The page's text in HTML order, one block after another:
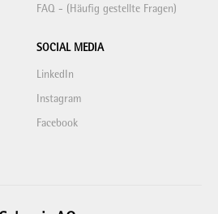
FAQ - (Häufig gestellte Fragen)
SOCIAL MEDIA
LinkedIn
Instagram
Facebook